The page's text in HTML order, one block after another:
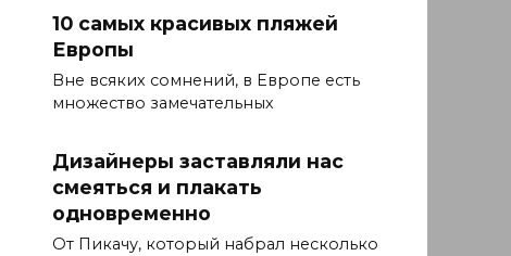
10 самых красивых пляжей
Европы
Вне всяких сомнений, в Европе есть
множество замечательных
Дизайнеры заставляли нас
смеяться и плакать
одновременно
От Пикачу, который набрал несколько